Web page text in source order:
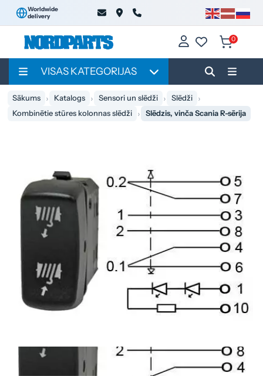
Worldwide
delivery
0
VISAS KATEGORIJAS
Sākums Katalogs Sensori un slēdži
Slēdži
Kombinētie stūres kolonnas slēdži
Slēdzis, vinča Scania R-sērija